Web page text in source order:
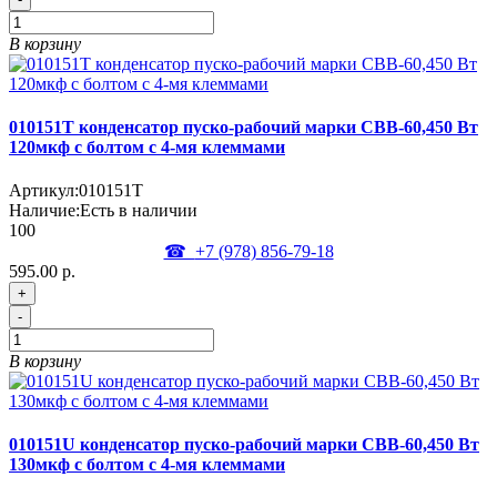
В корзину
010151T конденсатор пуско-рабочий марки СВВ-60,450 Вт
120мкф с болтом с 4-мя клеммами
Артикул:010151T
Наличие:Есть в наличии
100
☎ +7 (978)856-79-18
595.00 р.
+
-
В корзину
010151U конденсатор пуско-рабочий марки СВВ-60,450 Вт
130мкф с болтом с 4-мя клеммами